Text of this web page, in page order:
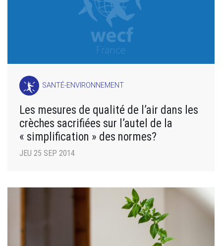
SANTÉ-ENVIRONNEMENT
Les mesures de qualité de l’air dans les
crèches sacrifiées sur l’autel de la
« simplification » des normes?
JEU 25 SEP 2014